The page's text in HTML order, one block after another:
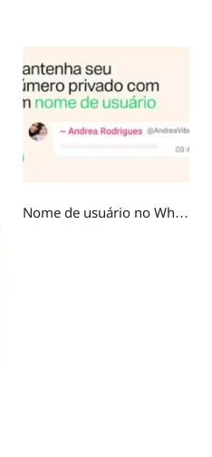
Nome de usuário no WhatsApp: por que você não deve usar o mesmo @ do Instagram